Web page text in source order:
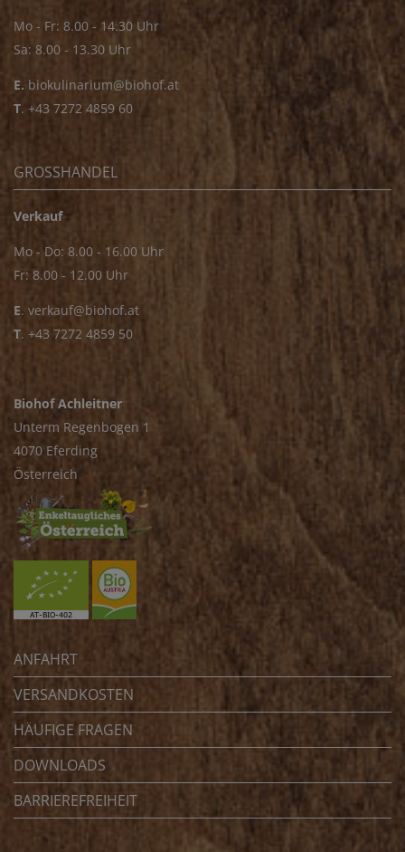
Mo - Fr: 8.00 - 14.30 Uhr
Sa: 8.00 - 13.30 Uhr
E. biokulinarium@biohof.at
T. +43 7272 4859 60
GROSSHANDEL
Verkauf
Mo - Do: 8.00 - 16.00 Uhr
Fr: 8.00 - 12.00 Uhr
E. verkauf@biohof.at
T. +43 7272 4859 50
Biohof Achleitner
Unterm Regenbogen 1
4070 Eferding
Österreich
ANFAHRT
VERSANDKOSTEN
HÄUFIGE FRAGEN
DOWNLOADS
BARRIEREFREIHEIT